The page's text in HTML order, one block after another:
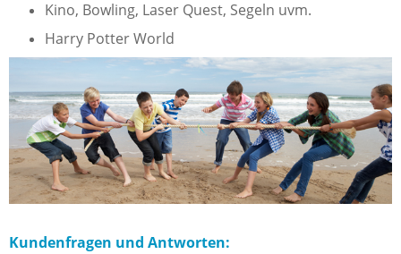
Kino, Bowling, Laser Quest, Segeln uvm.
Harry Potter World
Kundenfragen und Antworten: